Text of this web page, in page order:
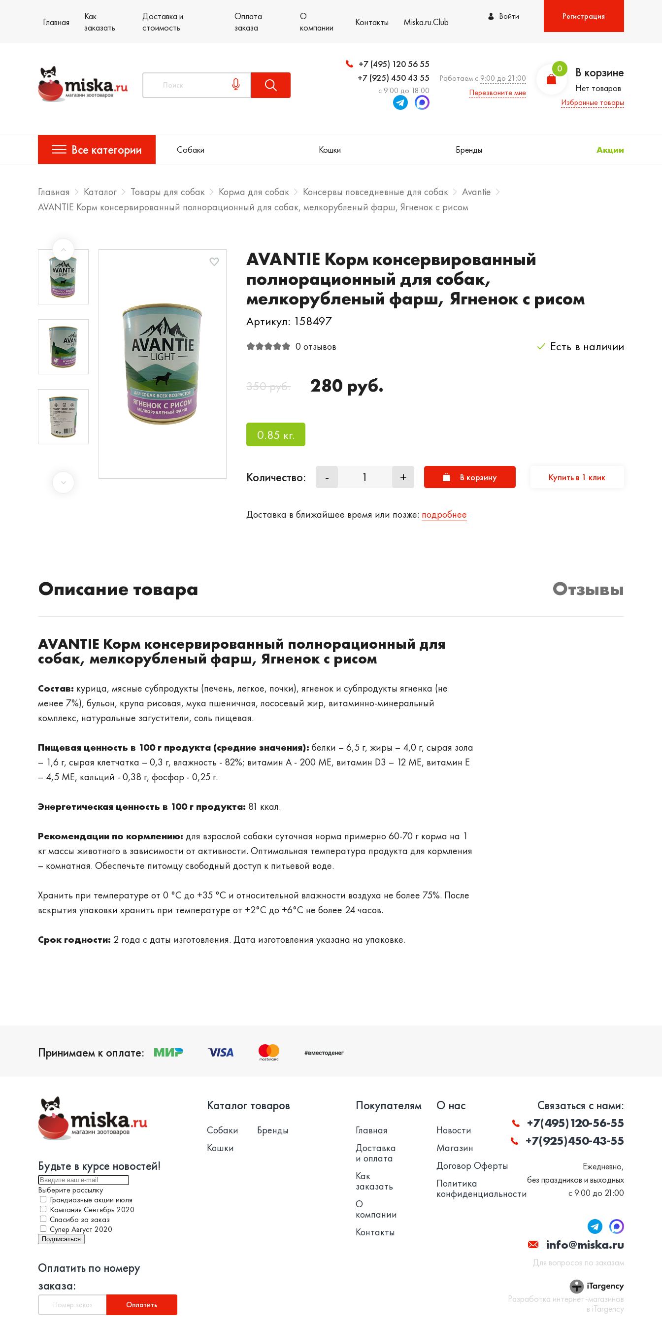
Главная
Как
заказать
Доставка и
стоимость
Оплата
заказа
О
компании
Контакты Miska.ru.Club Войти Регистрация
+7 (495) 120 56 55
+7 (925) 450 43 55
с 9:00 до 18:00
Работаем с 9:00 до 21:00
Перезвоните мне
0 В корзине
Нет товаров
Избранные товары
Все категории Собаки Кошки Бренды Акции
Главная Каталог Товары для собак Корма для собак Консервы повседневные для собак
Avantie
AVANTIE Корм консервированный полнорационный для собак, мелкорубленый фарш, Ягненок с рисом
AVANTIE Корм консервированный
полнорационный для собак,
мелкорубленый фарш, Ягненок с рисом
Артикул: 158497
0 отзывов Есть в наличии
350 руб. 280 руб.
0.85 кг.
Количество: - + В корзину Купить в 1 клик
Доставка в ближайшее время или позже: подробнее
Описание товара Отзывы
AVANTIE Корм консервированный полнорационный для
собак, мелкорубленый фарш, Ягненок с рисом
Состав: курица, мясные субпродукты (печень, легкое, почки), ягненок и субпродукты ягненка (не
менее 7%), бульон, крупа рисовая, мука пшеничная, лососевый жир, витаминно-минеральный
комплекс, натуральные загустители, соль пищевая.
Пищевая ценность в 100 г продукта (средние значения): белки – 6,5 г, жиры – 4,0 г, сырая зола
– 1,6 г, сырая клетчатка – 0,3 г, влажность - 82%; витамин А - 200 МЕ, витамин D3 – 12 МЕ, витамин Е
– 4,5 МЕ, кальций - 0,38 г, фосфор - 0,25 г.
Энергетическая ценность в 100 г продукта: 81 ккал.
Рекомендации по кормлению: для взрослой собаки суточная норма примерно 60-70 г корма на 1
кг массы животного в зависимости от активности. Оптимальная температура продукта для кормления
– комнатная. Обеспечьте питомцу свободный доступ к питьевой воде.
Хранить при температуре от 0 °С до +35 °С и относительной влажности воздуха не более 75%. После
вскрытия упаковки хранить при температуре от +2°С до +6°С не более 24 часов.
Срок годности: 2 года с даты изготовления. Дата изготовления указана на упаковке.
Принимаем к оплате:
Будьте в курсе новостей!
Выберите рассылку
Грандиозные акции июля
Кампания Сентябрь 2020
Спасибо за заказ
Супер Август 2020
Подписаться
Оплатить по номеру
заказа:
Оплатить
Каталог товаров
Собаки
Кошки
Бренды
Покупателям
Главная
Доставка
и оплата
Как
заказать
О
компании
Контакты
О нас
Новости
Магазин
Договор Оферты
Политика
конфиденциальности
Связаться с нами:
+7(495)120-56-55
+7(925)450-43-55
Ежедневно,
без праздников и выходных
с 9:00 до 21:00
info@miska.ru
Для вопросов по заказам
Разработка интернет-магазинов
в iTargency